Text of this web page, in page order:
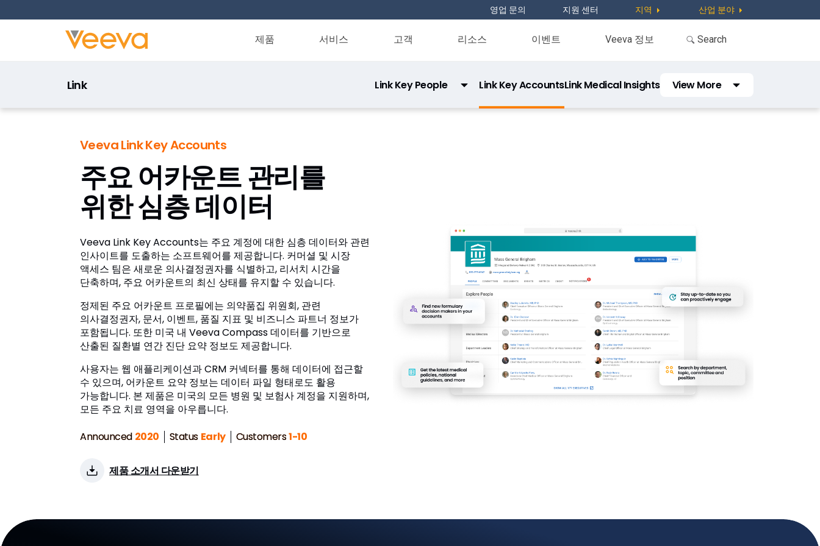
영업 문의 지원 센터 지역 산업 분야
제품 서비스 고객 리소스 이벤트 Veeva 정보
Link
Link Key People
Link Direct Data API
Link Key AccountsLink Medical Insights
View More
Link Workflow
Veeva Link Key Accounts
주요 어카운트 관리를
위한 심층 데이터
Veeva Link Key Accounts는 주요 계정에 대한 심층 데이터와 관련
인사이트를 도출하는 소프트웨어를 제공합니다. 커머셜 및 시장
액세스 팀은 새로운 의사결정권자를 식별하고, 리서치 시간을
단축하며, 주요 어카운트의 최신 상태를 유지할 수 있습니다.
정제된 주요 어카운트 프로필에는 의약품집 위원회, 관련
의사결정권자, 문서, 이벤트, 품질 지표 및 비즈니스 파트너 정보가
포함됩니다. 또한 미국 내 Veeva Compass 데이터를 기반으로
산출된 질환별 연간 진단 요약 정보도 제공합니다.
사용자는 웹 애플리케이션과 CRM 커넥터를 통해 데이터에 접근할
수 있으며, 어카운트 요약 정보는 데이터 파일 형태로도 활용
가능합니다. 본 제품은 미국의 모든 병원 및 보험사 계정을 지원하며,
모든 주요 치료 영역을 아우릅니다.
Announced 2020 Status Early Customers1-10
제품 소개서 다운받기